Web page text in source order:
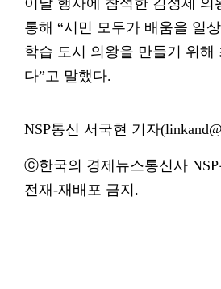
이날 행사에 참석한 김성제 의
통해 “시민 모두가 배움을 일
학습 도시 의왕을 만들기 위해
다”고 말했다.
NSP통신 서국현 기자
ⓒ한국의 경제뉴스통신사 NSP
전재-재배포 금지.